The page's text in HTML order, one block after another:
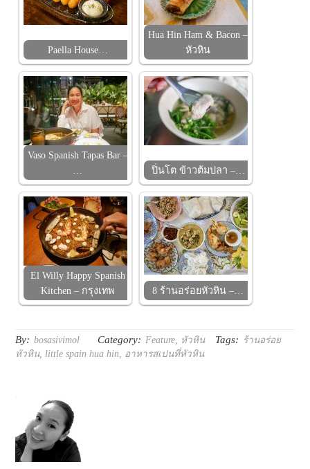
Paella House…
Hua Hin Ham & Bacon –
หัวหิน
Vaso Spanish Tapas Bar –
ปิ่นโต ข้าวต้มปลา –…
El Willy Happy Spanish
Kitchen – กรุงเทพ
8 ร้านอร่อยหัวหิน –…
By: bosasivimol Category: Feature หัวหิน Tags: ร้านอร่อย
หัวหิน, little spain hua hin อาหารสเปนที่หัวหิน